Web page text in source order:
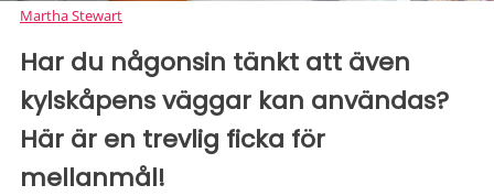
Martha Stewart
Har du någonsin tänkt att även
kylskåpens väggar kan användas?
Här är en trevlig ficka för
mellanmål!